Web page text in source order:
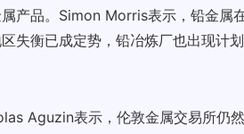
产品。Simon Morris表示，铅金属
失衡已成定势，铅冶炼厂也出现计
Aguzin表示，伦敦金属交易所仍